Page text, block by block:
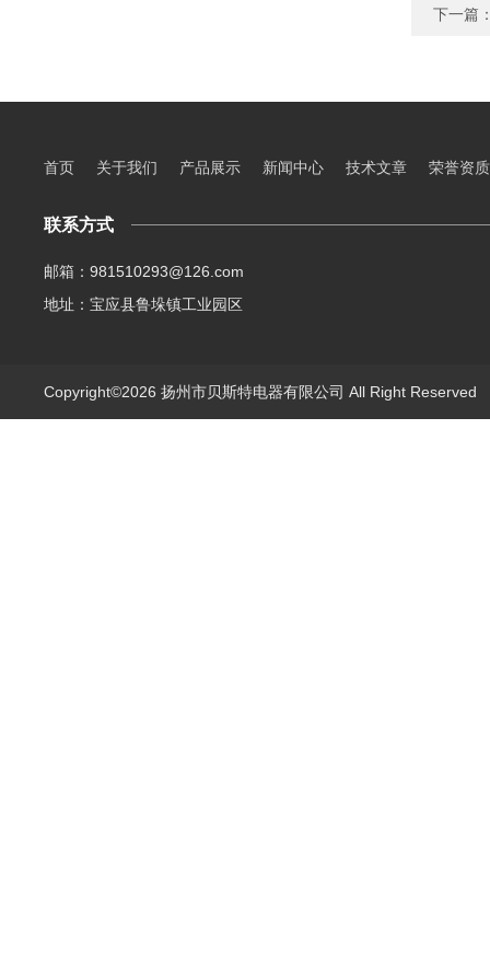
下一篇
首页 关于我们 产品展示 新闻中心 技术文章 荣誉资质
联系方式
邮箱：981510293@126.com
地址：宝应县鲁垛镇工业园区
Copyright©2026 扬州市贝斯特电器有限公司 All Right